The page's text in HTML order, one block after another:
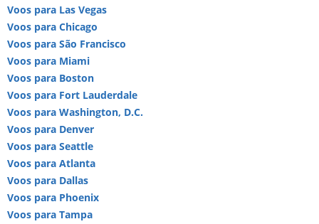
Voos para Las Vegas
Voos para Chicago
Voos para São Francisco
Voos para Miami
Voos para Boston
Voos para Fort Lauderdale
Voos para Washington, D.C.
Voos para Denver
Voos para Seattle
Voos para Atlanta
Voos para Dallas
Voos para Phoenix
Voos para Tampa